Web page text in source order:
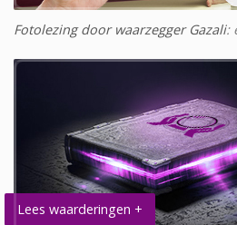
Fotolezing door waarzegger Gazali:
Lees waarderingen +